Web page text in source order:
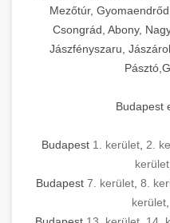
Mezőtúr,
Csongrád, Abony,
Jászfényszaru,
Budapest
Budapest 1. kerület 2.
kerület
Budapest 7. kerület, 8.
kerület